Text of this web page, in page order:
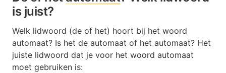
is juist?
Welk lidwoord (de of het) hoort bij het woord
automaat? Is het de automaat of het automaat? Het
juiste lidwoord dat je voor het woord automaat
moet gebruiken is: